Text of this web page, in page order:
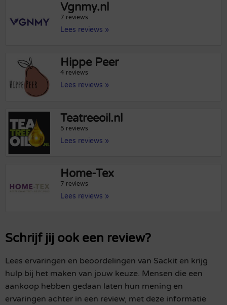
Vgnmy.nl
7 reviews
Lees reviews »
Hippe Peer
4 reviews
Lees reviews »
Teatreeoil.nl
5 reviews
Lees reviews »
Home-Tex
7 reviews
Lees reviews »
Schrijf jij ook een review?
Lees ervaringen en beoordelingen van Sackit en krijg
hulp bij het maken van jouw keuze. Mensen die een
aankoop hebben gedaan laten hun mening en
ervaringen achter in een review, met deze informatie